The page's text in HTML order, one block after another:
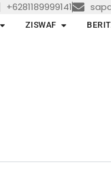
+6281189999141
Open LAYANAN
ZISWAF Open